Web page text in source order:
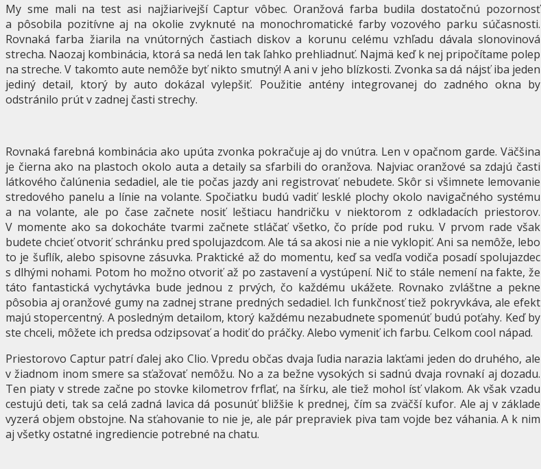
My sme mali na test asi najžiarivejší Captur vôbec. Oranžová farba budila dostatočnú pozornosť
a pôsobila pozitívne aj na okolie zvyknuté na monochromatické farby vozového parku súčasnosti.
Rovnaká farba žiarila na vnútorných častiach diskov a korunu celému vzhľadu dávala slonovinová
strecha. Naozaj kombinácia, ktorá sa nedá len tak ľahko prehliadnuť. Najmä keď k nej pripočítame polep
na streche. V takomto aute nemôže byť nikto smutný! A ani v jeho blízkosti. Zvonka sa dá nájsť iba jeden
jediný detail, ktorý by auto dokázal vylepšiť. Použitie antény integrovanej do zadného okna by
odstránilo prút v zadnej časti strechy.
Rovnaká farebná kombinácia ako upúta zvonka pokračuje aj do vnútra. Len v opačnom garde. Väčšina
je čierna ako na plastoch okolo auta a detaily sa sfarbili do oranžova. Najviac oranžové sa zdajú časti
látkového čalúnenia sedadiel, ale tie počas jazdy ani registrovať nebudete. Skôr si všimnete lemovanie
stredového panelu a línie na volante. Spočiatku budú vadiť lesklé plochy okolo navigačného systému
a na volante, ale po čase začnete nosiť leštiacu handričku v niektorom z odkladacích priestorov.
V momente ako sa dokocháte tvarmi začnete stláčať všetko, čo príde pod ruku. V prvom rade však
budete chcieť otvoriť schránku pred spolujazdcom. Ale tá sa akosi nie a nie vyklopiť. Ani sa nemôže, lebo
to je šuflík, alebo spisovne zásuvka. Praktické až do momentu, keď sa vedľa vodiča posadí spolujazdec
s dlhými nohami. Potom ho možno otvoriť až po zastavení a vystúpení. Nič to stále nemení na fakte, že
táto fantastická vychytávka bude jednou z prvých, čo každému ukážete. Rovnako zvláštne a pekne
pôsobia aj oranžové gumy na zadnej strane predných sedadiel. Ich funkčnosť tiež pokryvkáva, ale efekt
majú stopercentný. A posledným detailom, ktorý každému nezabudnete spomenúť budú poťahy. Keď by
ste chceli, môžete ich predsa odzipsovať a hodiť do práčky. Alebo vymeniť ich farbu. Celkom cool nápad.
Priestorovo Captur patrí ďalej ako Clio. Vpredu občas dvaja ľudia narazia lakťami jeden do druhého, ale
v žiadnom inom smere sa sťažovať nemôžu. No a za bežne vysokých si sadnú dvaja rovnakí aj dozadu.
Ten piaty v strede začne po stovke kilometrov frflať, na šírku, ale tiež mohol ísť vlakom. Ak však vzadu
cestujú deti, tak sa celá zadná lavica dá posunúť bližšie k prednej, čím sa zväčší kufor. Ale aj v základe
vyzerá objem obstojne. Na sťahovanie to nie je, ale pár prepraviek piva tam vojde bez váhania. A k nim
aj všetky ostatné ingrediencie potrebné na chatu.